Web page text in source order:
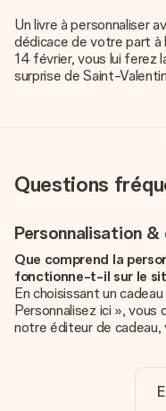
Un livre à personnaliser
dédicace de votre part à
14 février, vous lui ferez
surprise de Saint-
Questions
Personnalisation &
Que comprend la
fonctionne-t-il sur le
En choisissant un
Personnalisez ici »,
notre éditeur de
unique pour ajouter une